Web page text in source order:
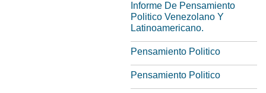
Informe De Pensamiento
Politico Venezolano Y
Latinoamericano.
Pensamiento Politico
Pensamiento Politico